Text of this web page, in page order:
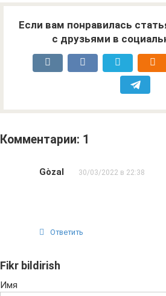
Если вам понравилась
с друзьями в
Комментарии: 1
Gòzal 30/03/2022 в 22:38
Ответить
Fikr bildirish
Имя